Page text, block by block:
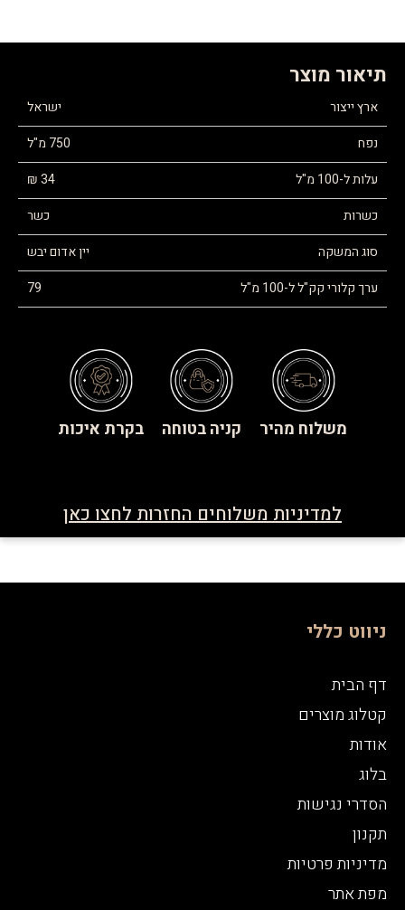
תיאור מוצר
ארץ ייצור
ישראל
נפח
750 מ"ל
עלות ל-100 מ"ל
34 ₪
כשרות
כשר
סוג המשקה
יין אדום יבש
ערך קלורי קק"ל ל-100 מ"ל
79
משלוח מהיר קניה בטוחה בקרת איכות
למדיניות משלוחים החזרות לחצו כאן
ניווט כללי
דף הבית
קטלוג מוצרים
אודות
בלוג
הסדרי נגישות
תקנון
מדיניות פרטיות
מפת אתר